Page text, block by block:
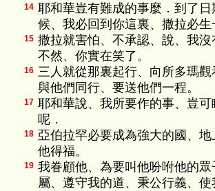
14 耶和華豈有難成的事麼．到了
候、我必回到你這裏、撒拉必生
15 撒拉就害怕、不承認、說、我沒
不然、你實在笑了。
16 三人就從那裏起行、向所多瑪
與他們同行、要送他們一程。
17 耶和華說、我所要作的事、豈可
呢．
18 亞伯拉罕必要成為強大的國、地
他得福。
19 我眷顧他、為要叫他吩咐他的眾
屬、遵守我的道、秉公行義、